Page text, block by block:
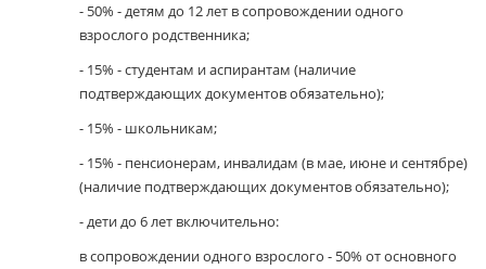
- 50% - детям до 12 лет в сопровождении одного
взрослого родственника;
- 15% - студентам и аспирантам (наличие
подтверждающих документов обязательно);
- 15% - школьникам;
- 15% - пенсионерам, инвалидам (в мае, июне и сентябре)
(наличие подтверждающих документов обязательно);
- дети до 6 лет включительно:
в сопровождении одного взрослого - 50% от основного